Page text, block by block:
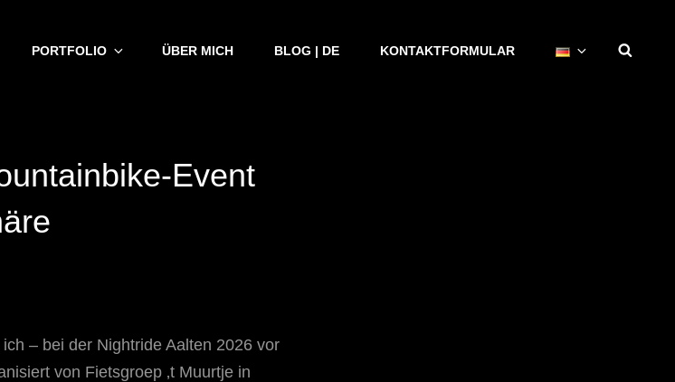
PORTFOLIO ÜBER MICH BLOG | DE KONTAKTFORMULAR
Event
– bei der Nightride Aalten 2026 vor
von Fietsgroep ‚t Muurtje in